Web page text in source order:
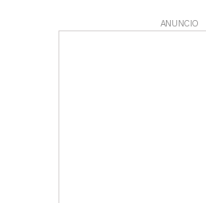
ANUNCIO